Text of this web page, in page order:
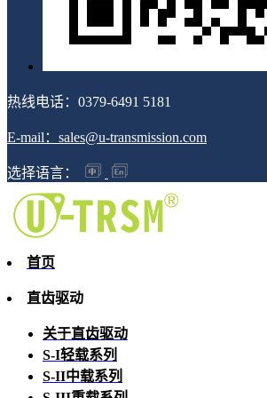
热线电话：0379-6491 5181
E-mail：sales@u-transmission.com
选择语言：
首页
直齿驱动
关于直齿驱动
S-I轻载系列
S-II中载系列